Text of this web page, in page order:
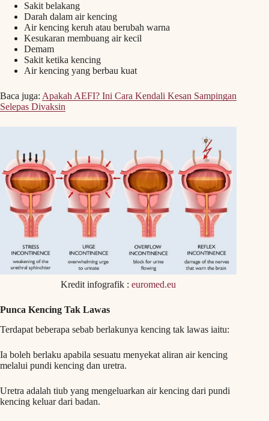
Sakit belakang
Darah dalam air kencing
Air kencing keruh atau berubah warna
Kesukaran membuang air kecil
Demam
Sakit ketika kencing
Air kencing yang berbau kuat
Baca juga: Apakah AEFI? Ini Cara Kendali Kesan Sampingan
Selepas Divaksin
Kredit infografik :euromed.eu
Punca Kencing Tak Lawas
Terdapat beberapa sebab berlakunya kencing tak lawas iaitu:
Ia boleh berlaku apabila sesuatu menyekat aliran air kencing
melalui pundi kencing dan uretra.
Uretra adalah tiub yang mengeluarkan air kencing dari pundi
kencing keluar dari badan.